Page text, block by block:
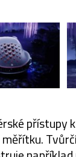
přístupy